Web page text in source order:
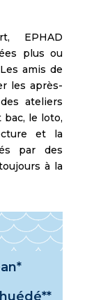
EPHAD
plus ou
amis de
les après-
ateliers
le loto,
et la
par des
à la